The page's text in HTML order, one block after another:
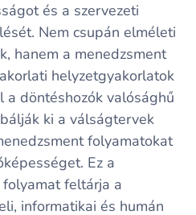
és a szervezeti
Nem csupán elméleti
hanem a menedzsment
helyzetgyakorlatok
a döntéshozók valósághű
ki a válságtervek
folyamatokat
Ez a
feltárja a
informatikai és humán